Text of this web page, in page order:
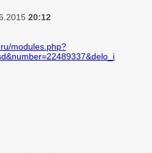
20:12
modules.php?